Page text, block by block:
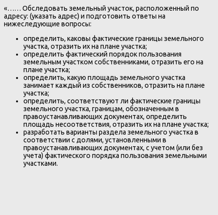
«…… Обследовать земельный участок, расположенный по
адресу: (указать адрес) и подготовить ответы на
нижеследующие вопросы:
определить, каковы фактические границы земельного
участка, отразить их на плане участка;
определить фактический порядок пользования
земельным участком собственниками, отразить его на
плане участка;
определить, какую площадь земельного участка
занимает каждый из собственников, отразить на плане
участка;
определить, соответствуют ли фактические границы
земельного участка, границам, обозначенным в
правоустанавливающих документах, определить
площадь несоответствия, отразить их на плане участка;
разработать варианты раздела земельного участка в
соответствии с долями, установленными в
правоустанавливающих документах, с учетом (или без
учета) фактического порядка пользования земельными
участками.